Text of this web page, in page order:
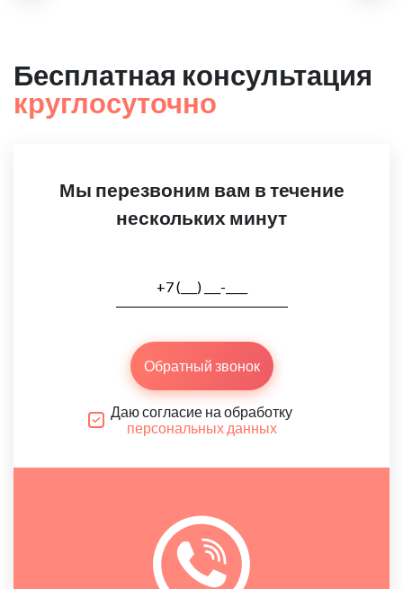
Бесплатная консультация
круглосуточно
Мы перезвоним вам в течение
нескольких минут
Обратный звонок
Даю согласие на обработку
персональных данных